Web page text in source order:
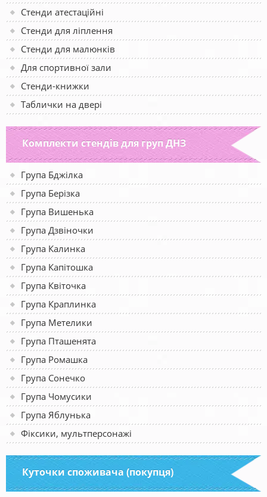
Стенди атестаційні
Стенди для ліплення
Стенди для малюнків
Для спортивної зали
Стенди-книжки
Таблички на двері
Комплекти стендів для груп ДНЗ
Група Бджілка
Група Берізка
Група Вишенька
Група Дзвіночки
Група Калинка
Група Капітошка
Група Квіточка
Група Краплинка
Група Метелики
Група Пташенята
Група Ромашка
Група Сонечко
Група Чомусики
Група Яблунька
Фіксики, мультперсонажі
Куточки споживача (покупця)